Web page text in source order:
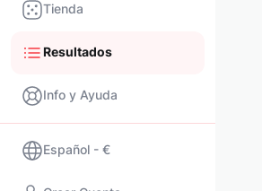
Tienda
Resultados
Info y Ayuda
Español - €